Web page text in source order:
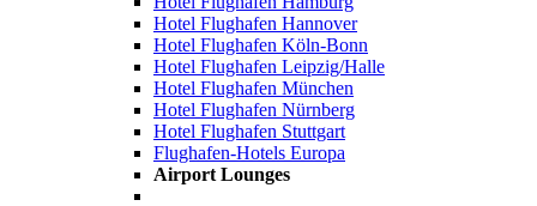
Hotel Flughafen Hannover
Hotel Flughafen Köln-Bonn
Hotel Flughafen Leipzig/Halle
Hotel Flughafen München
Hotel Flughafen Nürnberg
Hotel Flughafen Stuttgart
Flughafen-Hotels Europa
Airport Lounges